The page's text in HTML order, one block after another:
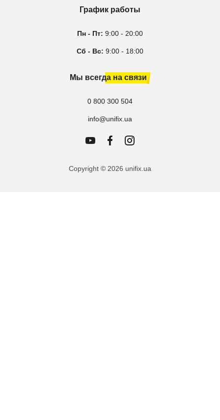
Copyright © 2026 unifix.ua
График работы
Пн - Пт: 9:00 - 20:00
Сб - Вс: 9:00 - 18:00
Мы всегда на связи
0 800 300 504
info@unifix.ua